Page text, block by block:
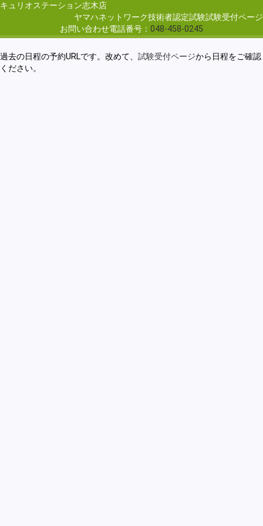
キュリオステーション志木店
ヤマハネットワーク技術者認定試験試験受付ページ
お問い合わせ電話番号： 048-458-0245
過去の日程の予約URLです。改めて、 試験受付ページから日程をご確認
ください。